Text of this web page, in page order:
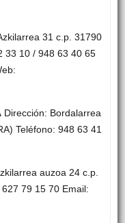
31 c.p. 31790
33 10 / 948 63 40 65
Dirección: Bordalarrea
Teléfono: 948 63 41
auzoa 24 c.p.
79 15 70 Email: